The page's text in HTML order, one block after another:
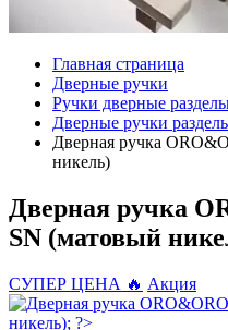
Главная страница
Дверные ручки
Ручки дверные
Дверные ручки
Дверная ручка
никель)
Дверная ручка
SN (матовый
СУПЕР ЦЕНА 🔥 Акция